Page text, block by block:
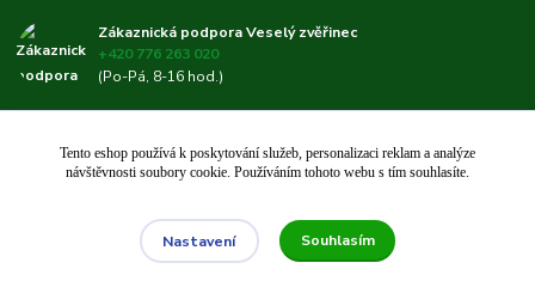
Zákaznická podpora Veselý zvěřinec
+420 776 263 020
(Po-Pá, 8-16 hod.)
© 2019–2026 Veselý zvěřinec 🐾 | Rodinný e-shop pro chovatele od roku
Tento eshop používá k poskytování služeb, personalizaci reklam a analýze
návštěvnosti soubory cookie. Používáním tohoto webu s tím souhlasíte.
Nastavení Souhlasím